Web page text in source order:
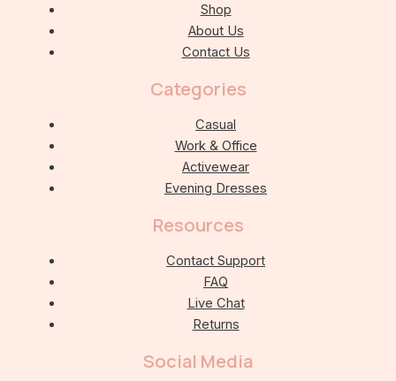
Shop
About Us
Contact Us
Categories
Casual
Work & Office
Activewear
Evening Dresses
Resources
Contact Support
FAQ
Live Chat
Returns
Social Media